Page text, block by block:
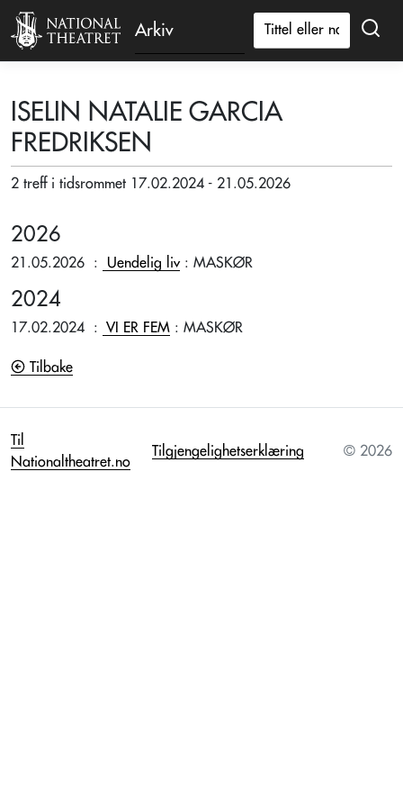
Arkiv
ISELIN NATALIE GARCIA
FREDRIKSEN
2 treff i tidsrommet 17.02.2024 - 21.05.2026
2026
21.05.2026 : Uendelig liv: MASKØR
2024
17.02.2024 : VI ER FEM : MASKØR
Tilbake
Til
Nationaltheatret.no
Tilgjengelighetserklæring © 2026